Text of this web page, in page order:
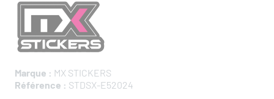
Marque : MX STICKERS
Référence : STDSX-E52024